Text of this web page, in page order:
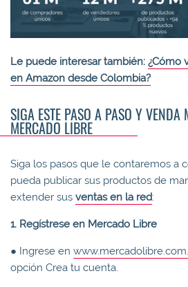
Le puede interesar también: ¿Cómo
en Amazon desde Colombia?
SIGA ESTE PASO A PASO Y VENDA
MERCADO LIBRE
Siga los pasos que le contaremos a
pueda publicar sus productos de
extender sus ventas en la red:
1. Regístrese en Mercado Libre
● Ingrese en
opción Crea tu cuenta.